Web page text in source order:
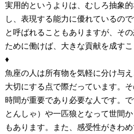
実用的というよりは、むしろ抽象
し、表現する能力に優れているの
と呼ばれることもありますが、そ
ために働けば、大きな貢献を成すこ
♦
魚座の人は所有物を気軽に分け与
大切にする点で際だっています。
時間が重要であり必要な人です。
とんしゃ）や一匹狼となって世間
もあります。また、感受性がきわ